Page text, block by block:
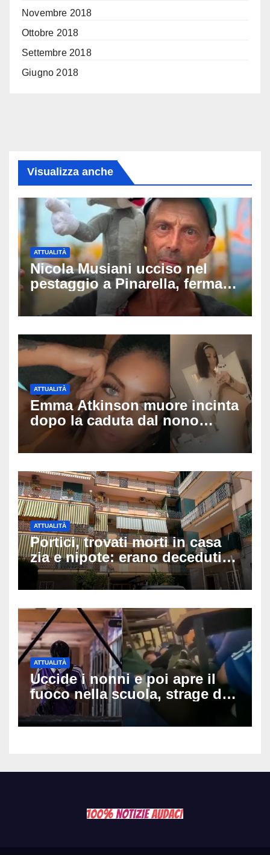
Novembre 2018
Ottobre 2018
Settembre 2018
Giugno 2018
Visualizza anche
ATTUALITÀ
Nicola Musiani ucciso nel
pestaggio a Pinarella, fermati
quattro giovani: la svolta
dopo video, intercettazioni e
ATTUALITÀ
Emma Atkinson muore incinta
dopo la caduta dal nono
piano: la figlia nasce 30
minuti dopo e sta bene
ATTUALITÀ
Portici, trovati morti in casa
zia e nipote: erano deceduti
da giorni, il caldo tra le
ipotesi al vaglio
ATTUALITÀ
Uccide i nonni e poi apre il
fuoco nella scuola, strage di
insegnanti: il possibile
movente dietro il massacro in